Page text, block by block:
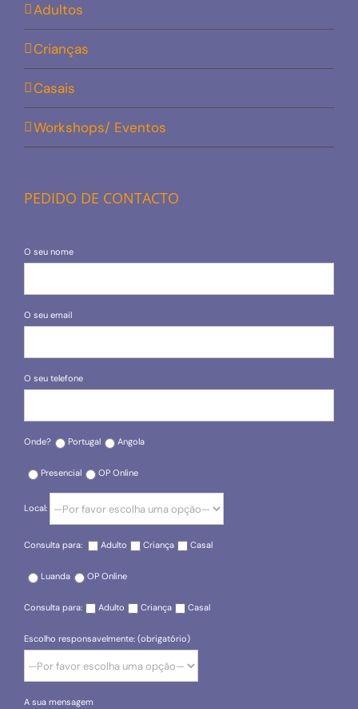
Adultos
Crianças
Casais
Workshops/ Eventos
PEDIDO DE CONTACTO
O seu nome
O seu email
O seu telefone
Onde? Portugal Angola
Presencial OP Online
Local:
Consulta para: Adulto Criança Casal
Luanda OP Online
Consulta para: Adulto Criança Casal
Escolho responsavelmente: (obrigatório)
A sua mensagem